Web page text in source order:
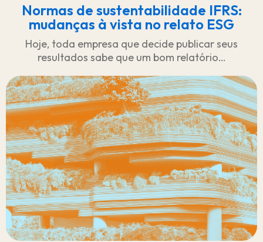
Normas de sustentabilidade IFRS:
mudanças à vista no relato ESG
Hoje, toda empresa que decide publicar seus
resultados sabe que um bom relatório…